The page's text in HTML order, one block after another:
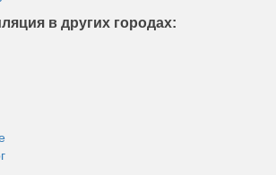
в других городах: